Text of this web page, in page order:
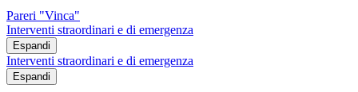
Pareri "Vinca"
Interventi straordinari e di emergenza
Espandi
Interventi straordinari e di emergenza
Espandi